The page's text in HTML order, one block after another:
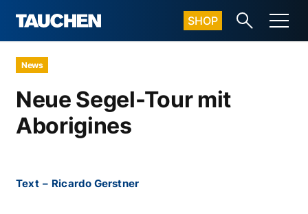
SHOP
News
Neue Segel-Tour mit
Aborigines
Text – Ricardo Gerstner